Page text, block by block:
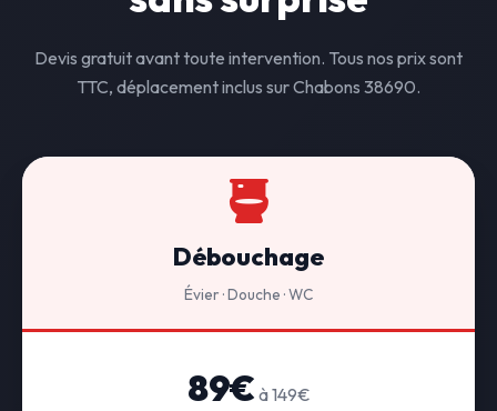
Devis gratuit avant toute intervention. Tous nos prix sont
TTC, déplacement inclus sur Chabons 38690.
Débouchage
Évier · Douche · WC
89€ à 149€